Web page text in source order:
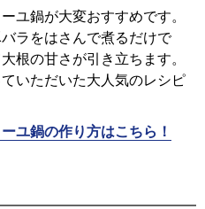
ユ鍋が大変おすすめです。
ラをはさんで煮るだけで
根の甘さが引き立ちます。
いただいた大人気のレシピ
ユ鍋の作り方はこちら！